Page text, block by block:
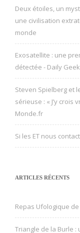
Deux étoiles, un
une civilisation
monde
Exosatellite : une
détectée - Daily
Steven Spielberg et
sérieuse : « J’y crois
Monde.fr
Si les ET nous
ARTICLES RÉCENTS
Repas Ufologique
Triangle de la Burle :